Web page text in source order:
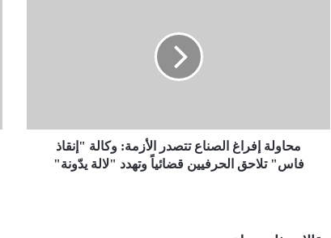
محاولة إفراغ الصناع تتصدر الأزمة: وكالة "إنقاذ
فاس" تلاحق الحرفيين قضائياً وتهدد "لالة يدّونة"